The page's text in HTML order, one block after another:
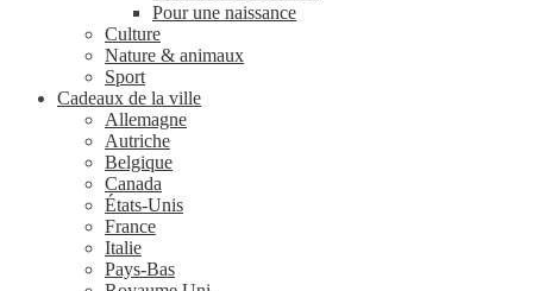
Pour une naissance
Culture
Nature & animaux
Sport
Cadeaux de la ville
Allemagne
Autriche
Belgique
Canada
États-Unis
France
Italie
Pays-Bas